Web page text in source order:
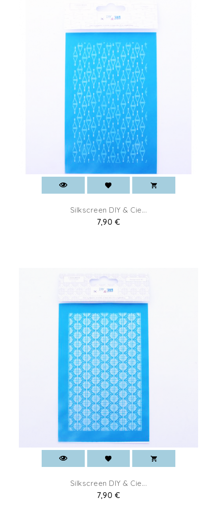
Silkscreen DIY & Cie...
Prix
7,90 €
Silkscreen DIY & Cie...
Prix
7,90 €